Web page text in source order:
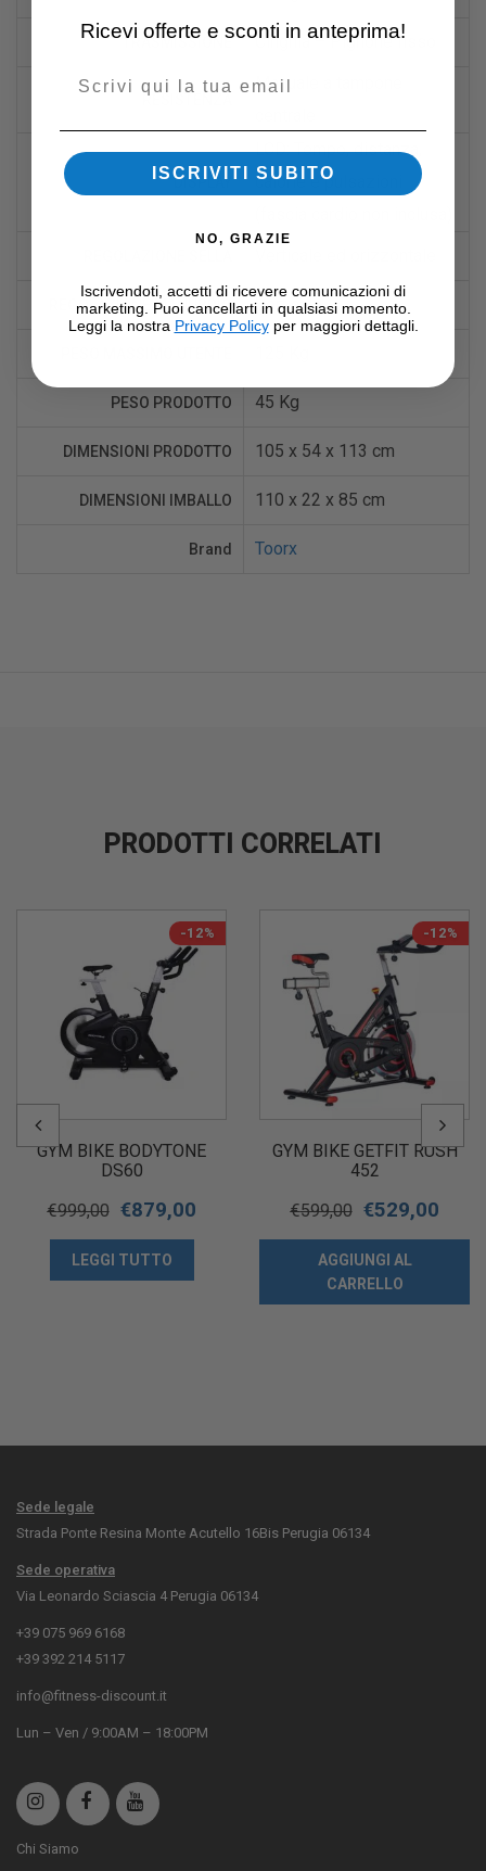
TRASMISSIONE Cinghia – Pignone fisso
RESISTENZA
Manuale a tampone
DISPLAY
LCD: Tempo, distanza,
calorie e pulsazioni
REGOLAZIONE MANUBRIO Verticale
PESO PRODOTTO 45 Kg
DIMENSIONI PRODOTTO 105 x 54 x 113 cm
DIMENSIONI IMBALLO 110 x 22 x 85 cm
Brand Toorx
PRODOTTI CORRELATI
-12%
GYM BIKE BODYTONE
DS60
€999,00 €879,00
LEGGI TUTTO
-12%
GYM BIKE GETFIT RUSH
452
€599,00 €529,00
AGGIUNGI AL
CARRELLO
Sede legale
Strada Ponte Resina Monte Acutello 16Bis Perugia 06134
Sede operativa
Via Leonardo Sciascia 4 Perugia 06134
+39 075 969 6168
+39 392 214 5117
info@fitness-discount.it
Lun – Ven / 9:00AM – 18:00PM
Chi Siamo
Ricevi offerte e sconti in anteprima!
ISCRIVITI SUBITO
NO, GRAZIE
Iscrivendoti, accetti di ricevere comunicazioni di
marketing. Puoi cancellarti in qualsiasi momento.
Leggi la nostra Privacy Policyper maggiori dettagli.